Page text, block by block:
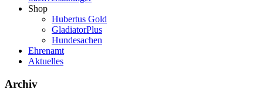
Shop
Hubertus Gold
GladiatorPlus
Hundesachen
Ehrenamt
Aktuelles
Archiv